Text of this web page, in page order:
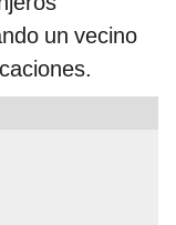
un vecino